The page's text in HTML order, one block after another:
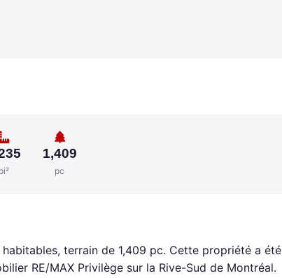
pi²
1,409
pc
habitables, terrain de 1,409 pc. Cette propriété a été
RE/MAX Privilège sur la Rive-Sud de Montréal.